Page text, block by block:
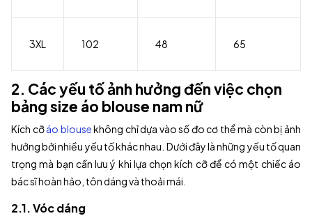
3XL 102 48 65
2. Các yếu tố ảnh hưởng đến việc chọn
bảng size áo blouse nam nữ
Kích cỡáo blousekhông chỉ dựa vào số đo cơ thể mà còn bị ảnh
hưởng bởi nhiều yếu tố khác nhau. Dưới đây là những yếu tố quan
trọng mà bạn cần lưu ý khi lựa chọn kích cỡ để có một chiếc áo
bác sĩ hoàn hảo, tôn dáng và thoải mái.
2.1. Vóc dáng